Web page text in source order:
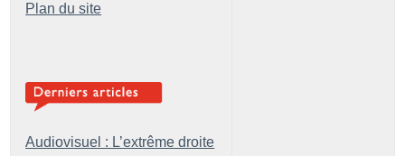
Plan du site
Audiovisuel : L’extrême droite